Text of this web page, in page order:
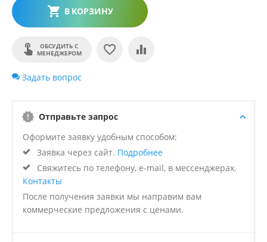
В КОРЗИНУ
ОБСУДИТЬ С
МЕНЕДЖЕРОМ
Задать вопрос
Отправьте запрос
Оформите заявку удобным способом:
Заявка через сайт. Подробнее
Свяжитесь по телефону, e-mail, в мессенджерах.
Контакты
После получения заявки мы направим вам
коммерческие предложения с ценами.